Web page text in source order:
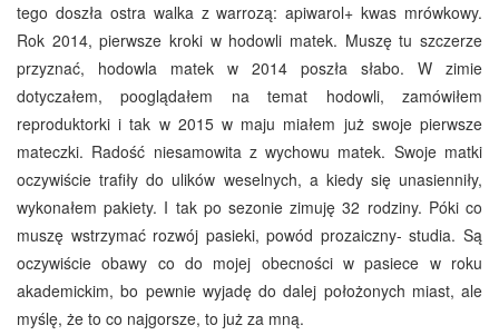
tego doszła ostra walka z warrozą: apiwarol+ kwas mrówkowy.
Rok 2014, pierwsze kroki w hodowli matek. Muszę tu szczerze
przyznać, hodowla matek w 2014 poszła słabo. W zimie
dotyczałem, pooglądałem na temat hodowli, zamówiłem
reproduktorki i tak w 2015 w maju miałem już swoje pierwsze
mateczki. Radość niesamowita z wychowu matek. Swoje matki
oczywiście trafiły do ulików weselnych, a kiedy się unasienniły,
wykonałem pakiety. I tak po sezonie zimuję 32 rodziny. Póki co
muszę wstrzymać rozwój pasieki, powód prozaiczny- studia. Są
oczywiście obawy co do mojej obecności w pasiece w roku
akademickim, bo pewnie wyjadę do dalej położonych miast, ale
myślę, że to co najgorsze, to już za mną.